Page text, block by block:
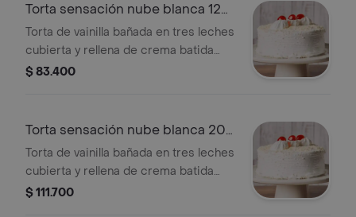
Torta sensación nube blanca 12
porc
Torta de vainilla bañada en tres leches
cubierta y rellena de crema batida
con topping de chocolate blanco.
$ 83.400
Torta sensación nube blanca 20
porc
Torta de vainilla bañada en tres leches
cubierta y rellena de crema batida
con topping de chocolate blanco.
$ 111.700